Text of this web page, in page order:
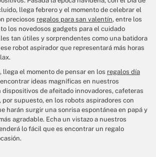
llega febrero y el momento de celebrar el
preciosos regalos para san valentín, entre los
los novedosos gadgets para el cuidado
tan útiles y sorprendentes como una batidora
robot aspirador que representará más horas
llega el momento de pensar en los regalos día
ideas magníficas en nuestros
dispositivos de afeitado innovadores, cafeteras
por supuesto, en los robots aspiradores con
harán surgir una sonrisa espontánea en papá y
agradable. Echa un vistazo a nuestros
lo fácil que es encontrar un regalo